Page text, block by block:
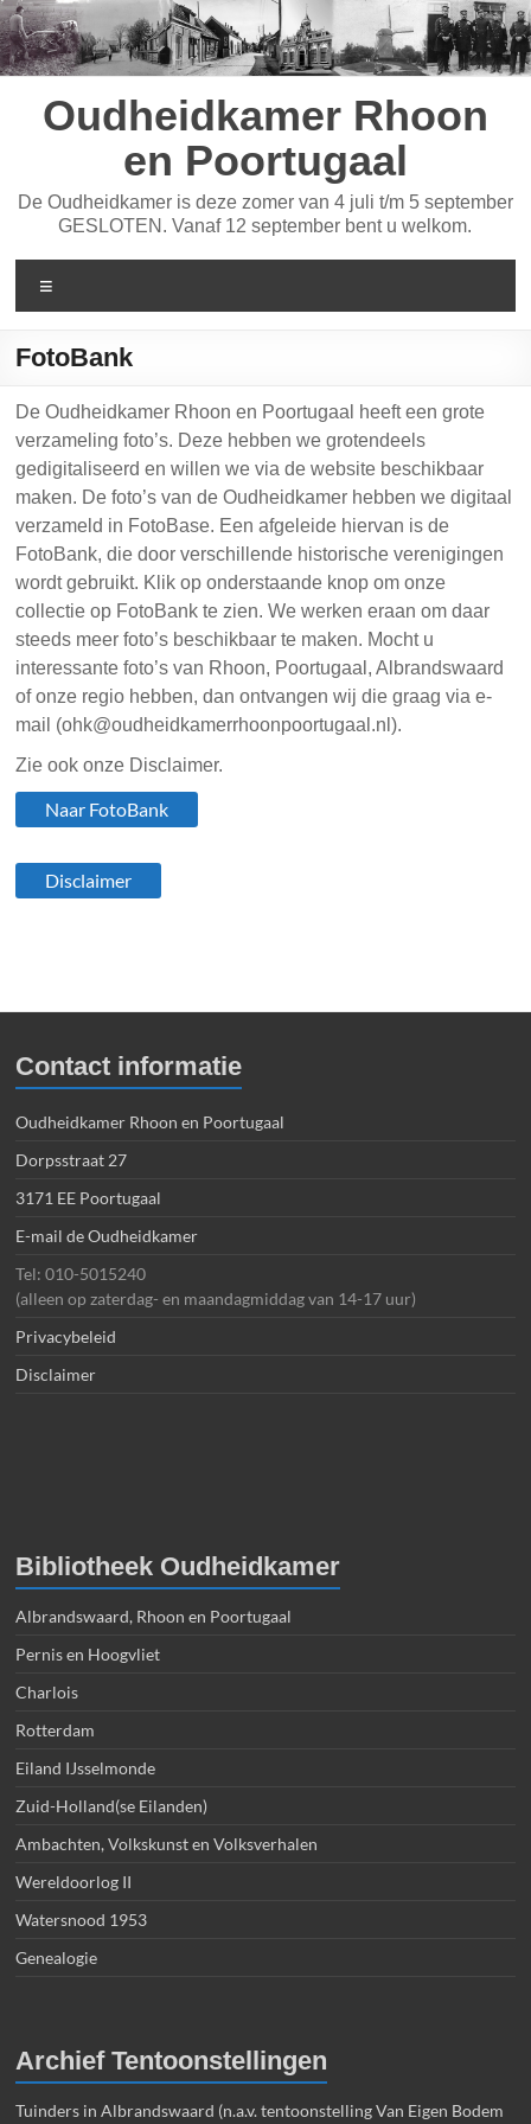
Ga
naar
de
inhoud
Oudheidkamer Rhoon
en Poortugaal
De Oudheidkamer is deze zomer van 4 juli t/m 5 september
GESLOTEN. Vanaf 12 september bent u welkom.
FotoBank
De Oudheidkamer Rhoon en Poortugaal heeft een grote
verzameling foto’s. Deze hebben we grotendeels
gedigitaliseerd en willen we via de website beschikbaar
maken. De foto’s van de Oudheidkamer hebben we digitaal
verzameld in FotoBase. Een afgeleide hiervan is de
FotoBank, die door verschillende historische verenigingen
wordt gebruikt. Klik op onderstaande knop om onze
collectie op FotoBank te zien. We werken eraan om daar
steeds meer foto’s beschikbaar te maken. Mocht u
interessante foto’s van Rhoon, Poortugaal, Albrandswaard
of onze regio hebben, dan ontvangen wij die graag via e-
mail (ohk@oudheidkamerrhoonpoortugaal.nl).
Zie ook onze Disclaimer.
Naar FotoBank
Disclaimer
Contact informatie
Oudheidkamer Rhoon en Poortugaal
Dorpsstraat 27
3171 EE Poortugaal
E-mail de Oudheidkamer
Tel: 010-5015240
(alleen op zaterdag- en maandagmiddag van 14-17 uur)
Privacybeleid
Disclaimer
Bibliotheek Oudheidkamer
Albrandswaard, Rhoon en Poortugaal
Pernis en Hoogvliet
Charlois
Rotterdam
Eiland IJsselmonde
Zuid-Holland(se Eilanden)
Ambachten, Volkskunst en Volksverhalen
Wereldoorlog II
Watersnood 1953
Genealogie
Archief Tentoonstellingen
Tuinders in Albrandswaard (n.a.v. tentoonstelling Van Eigen Bodem